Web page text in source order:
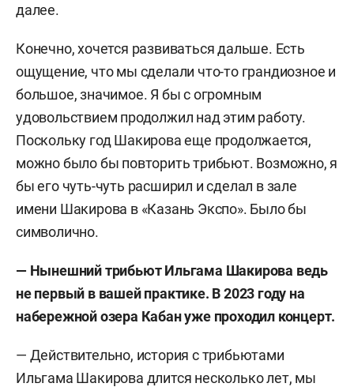
далее.
Конечно, хочется развиваться дальше. Есть
ощущение, что мы сделали что-то грандиозное и
большое, значимое. Я бы с огромным
удовольствием продолжил над этим работу.
Поскольку год Шакирова еще продолжается,
можно было бы повторить трибьют. Возможно, я
бы его чуть-чуть расширил и сделал в зале
имени Шакирова в «Казань Экспо». Было бы
символично.
— Нынешний трибьют Ильгама Шакирова ведь
не первый в вашей практике. В 2023 году на
набережной озера Кабан уже проходил концерт.
— Действительно, история с трибьютами
Ильгама Шакирова длится несколько лет, мы